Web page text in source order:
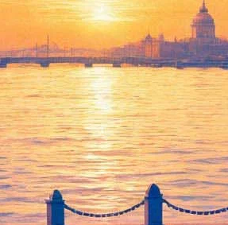
Духовой «Тодес»
«Very new»
-16 декабря 2012, воскресенье